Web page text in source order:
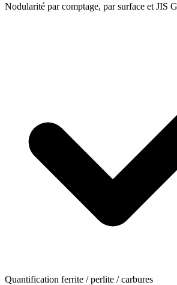
Nodularité par comptage, par surface et JIS
Quantification ferrite / perlite / carbures